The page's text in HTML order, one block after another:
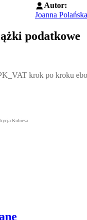
Autor:
Joanna
podatkowe
krok po kroku ebook,
krok po kroku
Kubiesa